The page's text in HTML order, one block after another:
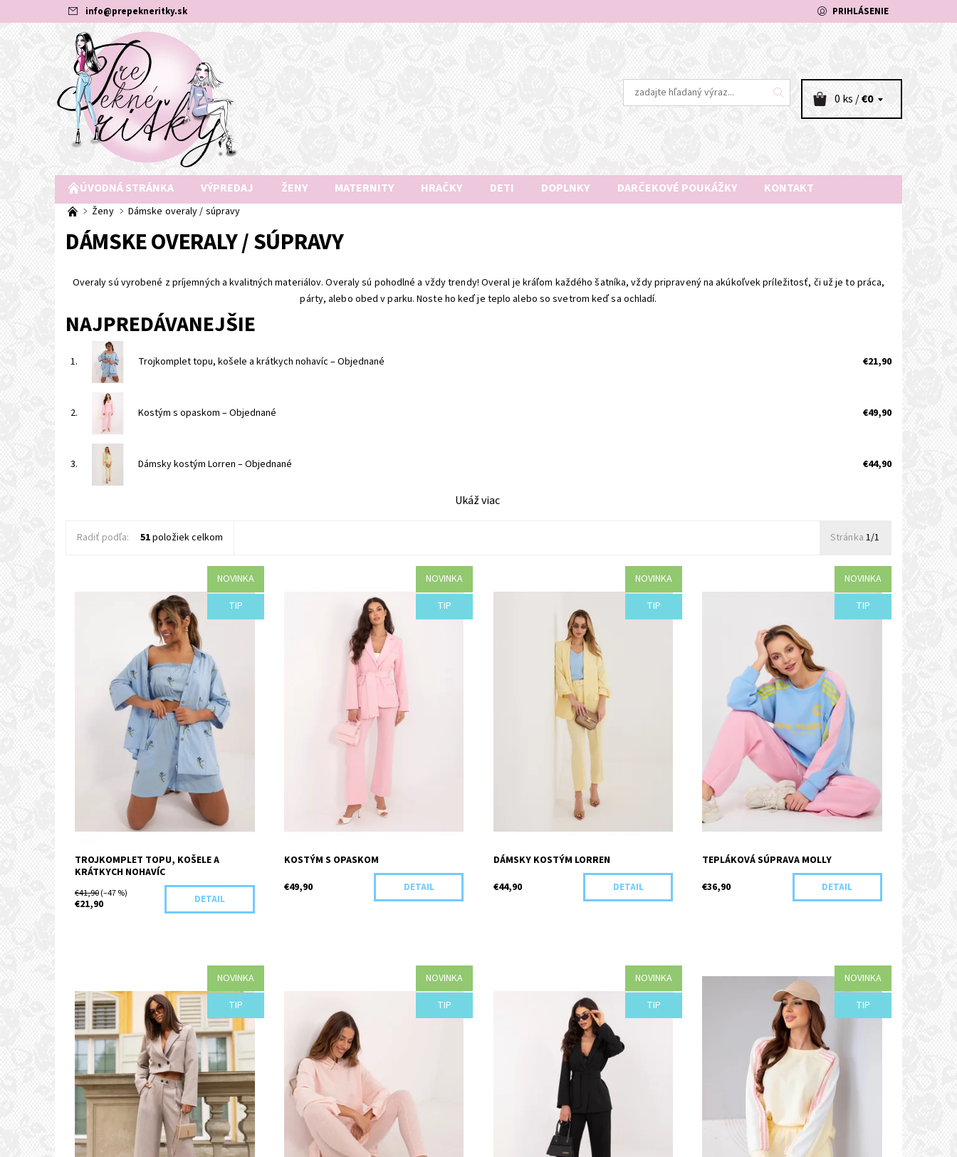
info@prepekneritky.sk PRIHLÁSENIE
0 ks /€0
ÚVODNÁ STRÁNKA VÝPREDAJ ŽENY MATERNITY HRAČKY DETI DOPLNKY DARČEKOVÉ POUKÁŽKY KONTAKT
Ženy Dámske overaly / súpravy
DÁMSKE OVERALY / SÚPRAVY
Overaly sú vyrobené z príjemných a kvalitných materiálov. Overaly sú pohodlné a vždy trendy! Overal je kráľom každého šatníka, vždy pripravený na akúkoľvek príležitosť, či už je to práca,
párty, alebo obed v parku. Noste ho keď je teplo alebo so svetrom keď sa ochladí.
NAJPREDÁVANEJŠIE
1. Trojkomplet topu, košele a krátkych nohavíc–Objednané €21,90
2. Kostým s opaskom–Objednané €49,90
3. Dámsky kostým Lorren–Objednané €44,90
Ukáž viac
Radiť podľa: 51položiek celkom Stránka 1/1
NOVINKA
TIP
Objednané
I66-44574/B/S
TROJKOMPLET TOPU, KOŠELE A
KRÁTKYCH NOHAVÍC
€41,90(–47 %)
€21,90 DETAIL
NOVINKA
TIP
Objednané
I57-44535/CIE
KOSTÝM S OPASKOM
€49,90
DETAIL
NOVINKA
TIP
I55-44529/ZLT
DÁMSKY KOSTÝM LORREN
€44,90
DETAIL
NOVINKA
TIP
TEPLÁKOVÁ SÚPRAVA MOLLY
€36,90
DETAIL
NOVINKA
TIP
Dostupnosť:
Objednané
Kód:
I50-44514/HNE
NOVINKA
TIP
I48-44508/BEZ
NOVINKA
TIP
Objednané
I44-44496/UNI
NOVINKA
TIP
Objednané
I35-44459/ZLT